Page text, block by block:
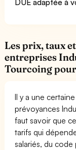
DUE adaptée à
Les prix, taux
entreprises
Tourcoing
Il y a une
prévoyances
faut savoir que
tarifs qui
salariés, du